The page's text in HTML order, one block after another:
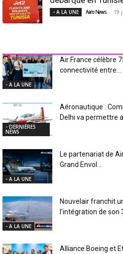
- A LA UNE Aero News - 19
- A LA UNE
Air France célèbre
connectivité entre...
- DERNIÈRES
NEWS
Aéronautique :
Delhi va permettre
- A LA UNE
Le partenariat de
Grand Envol...
- A LA UNE
Nouvelair franchit
l’intégration de son
Alliance Boeing et